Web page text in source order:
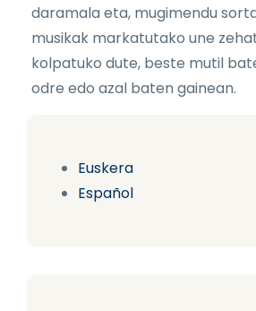
Euskera
Español
daramala eta, mugimendu
musikak markatutako une
kolpatuko dute, beste mutil
odre edo azal baten gainean.